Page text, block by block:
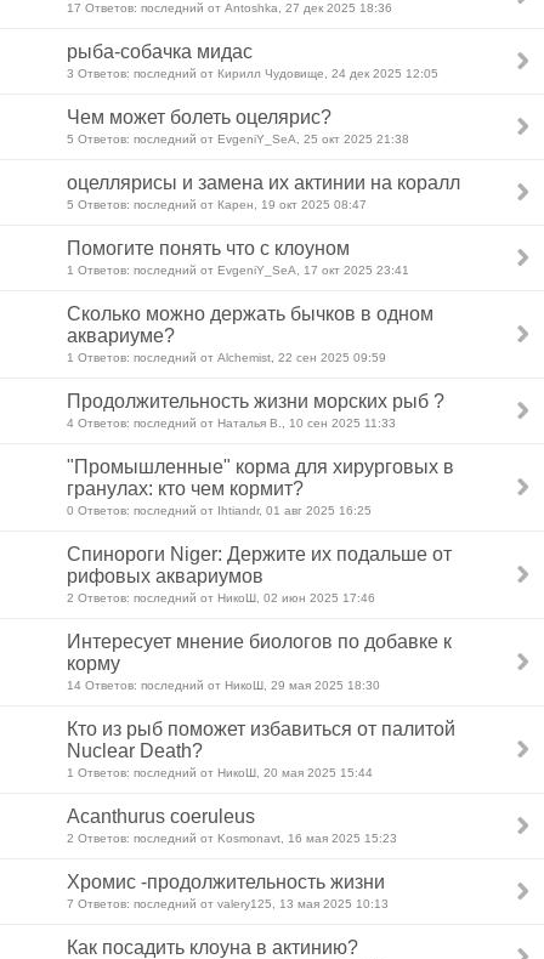
17 Ответов: последний от Antoshka, 27 дек 2025 18:36
рыба-собачка мидас
3 Ответов: последний от Кирилл Чудовище, 24 дек 2025 12:05
Чем может болеть оцелярис?
5 Ответов: последний от EvgeniY_SeA, 25 окт 2025 21:38
оцеллярисы и замена их актинии на коралл
5 Ответов: последний от Карен, 19 окт 2025 08:47
Помогите понять что с клоуном
1 Ответов: последний от EvgeniY_SeA, 17 окт 2025 23:41
Сколько можно держать бычков в одном
аквариуме?
1 Ответов: последний от Alchemist, 22 сен 2025 09:59
Продолжительность жизни морских рыб ?
4 Ответов: последний от Наталья В., 10 сен 2025 11:33
"Промышленные" корма для хирурговых в
гранулах: кто чем кормит?
0 Ответов: последний от Ihtiandr, 01 авг 2025 16:25
Спинороги Niger: Держите их подальше от
рифовых аквариумов
2 Ответов: последний от НикоШ, 02 июн 2025 17:46
Интересует мнение биологов по добавке к
корму
14 Ответов: последний от НикоШ, 29 мая 2025 18:30
Кто из рыб поможет избавиться от палитой
Nuclear Death?
1 Ответов: последний от НикоШ, 20 мая 2025 15:44
Acanthurus coeruleus
2 Ответов: последний от Kosmonavt, 16 мая 2025 15:23
Хромис -продолжительность жизни
7 Ответов: последний от valery125, 13 мая 2025 10:13
Как посадить клоуна в актинию?